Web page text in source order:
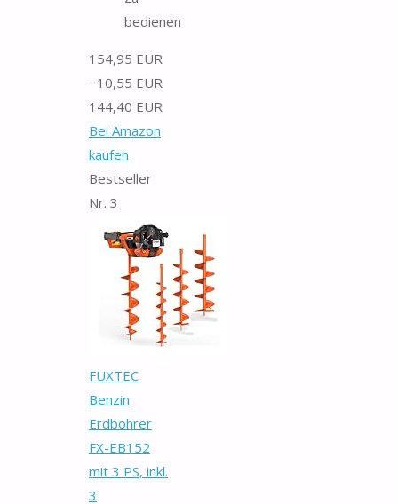
bedienen
154,95 EUR
−10,55 EUR
144,40 EUR
Bei Amazon
kaufen
Bestseller
Nr. 3
FUXTEC
Benzin
Erdbohrer
FX-EB152
mit 3 PS, inkl.
3